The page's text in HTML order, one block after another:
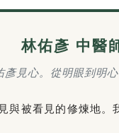
林佑彥 中醫
彥見心。從明眼到明
與被看見的修煉地